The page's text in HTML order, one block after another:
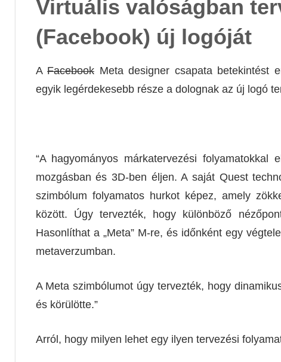
Virtuális valóságban
(Facebook) új logóját
A Facebook Meta designer csapata betekintést
egyik legérdekesebb része a dolognak az új logó
“A hagyományos márkatervezési
mozgásban és 3D-ben éljen. A saját Quest
szimbólum folyamatos hurkot képez, amely
között. Úgy tervezték, hogy különböző
Hasonlíthat a „Meta” M-re, és időnként egy
metaverzumban.
A Meta szimbólumot úgy tervezték, hogy
és körülötte.”
Arról, hogy milyen lehet egy ilyen tervezési